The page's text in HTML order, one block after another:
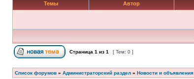
Темы Автор
Страница 1 из 1 [ Тем: 0 ]
Список форумов » Администраторский раздел » Новости и объявления